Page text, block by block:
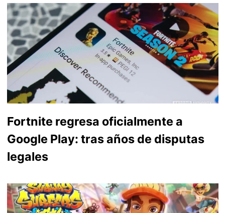
Fortnite regresa oficialmente a
Google Play: tras años de disputas
legales